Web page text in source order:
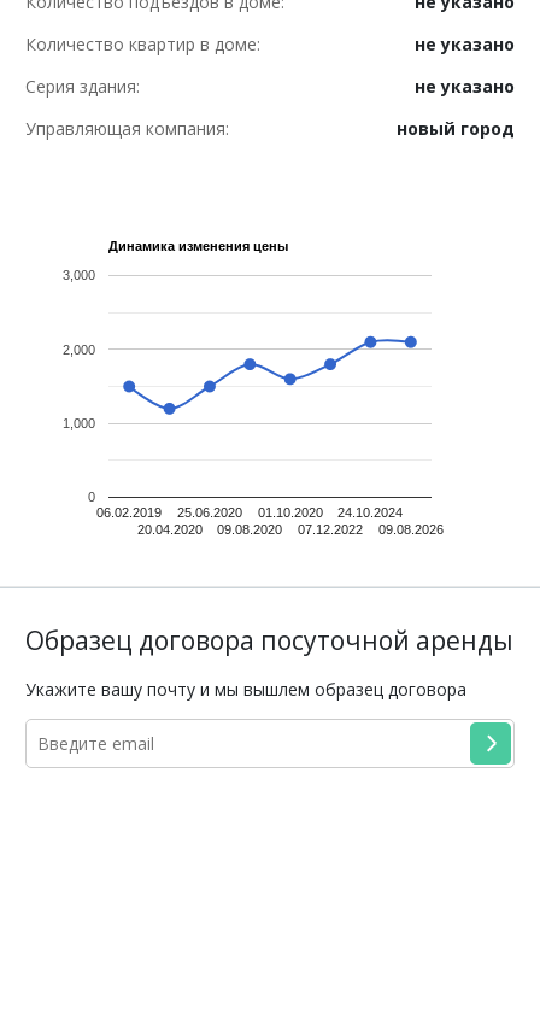
Количество квартир в доме:
не указано
Серия здания:
не указано
Управляющая компания:
новый город
Динамика изменения цены
06.02.2019
20.04.2020
25.06.2020
09.08.2020
01.10.2020
07.12.2022
24.10.2024
09.08.2026
0
1,000
2,000
3,000
Образец договора посуточной аренды
Укажите вашу почту и мы вышлем образец договора